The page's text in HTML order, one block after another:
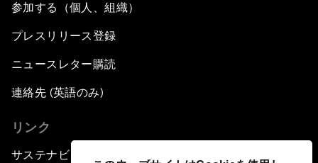
参加する（個人、組織）
プレスリリース登録
ニュースレター購読
連絡先 (英語のみ)
リンク
サステナビリティへの取り組み